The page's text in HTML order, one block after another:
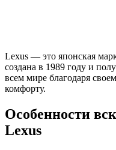
Lexus — это японская
создана в 1989 году и
всем мире благодаря
комфорту.
Особенности
Lexus